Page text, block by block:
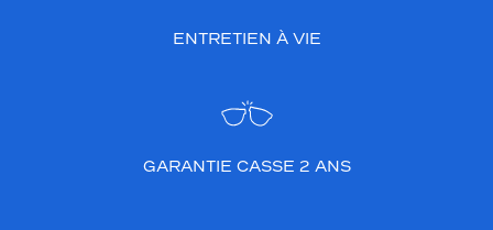
ENTRETIEN À VIE
GARANTIE CASSE 2 ANS